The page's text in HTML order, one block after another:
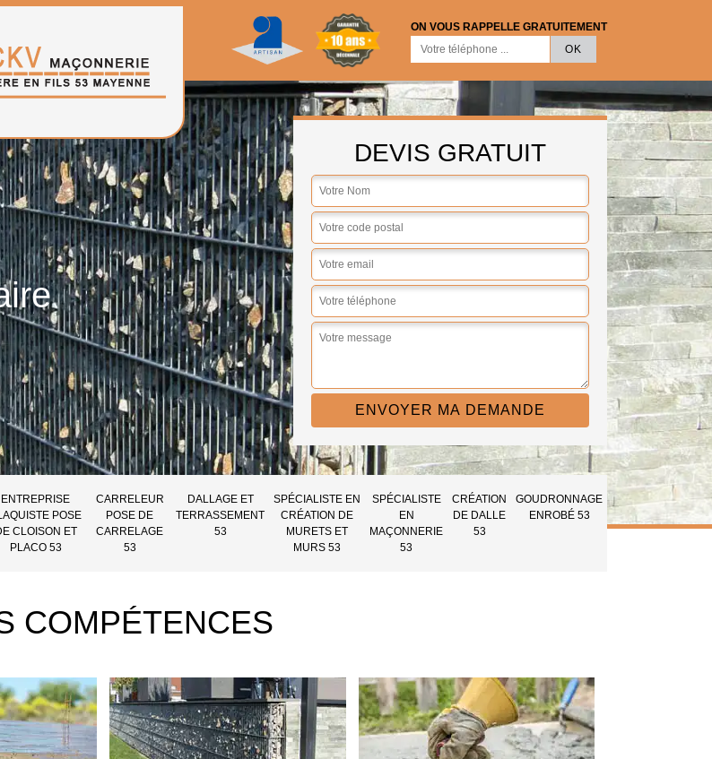
ON VOUS RAPPELLE GRATUITEMENT
DEVIS GRATUIT
ENTREPRISE
POSE
CLOISON ET
PLACO 53
CARRELEUR
POSE DE
CARRELAGE
53
DALLAGE ET
TERRASSEMENT
53
SPÉCIALISTE EN
CRÉATION DE
MURETS ET
MURS 53
SPÉCIALISTE
EN
MAÇONNERIE
53
CRÉATION
DE DALLE
53
GOUDRONNAGE
ENROBÉ 53
COMPÉTENCES